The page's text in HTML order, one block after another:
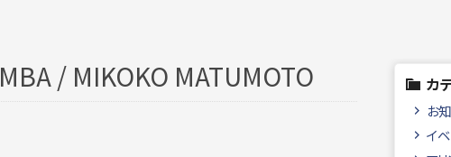
/ MIKOKO MATUMOTO カ
お
イ